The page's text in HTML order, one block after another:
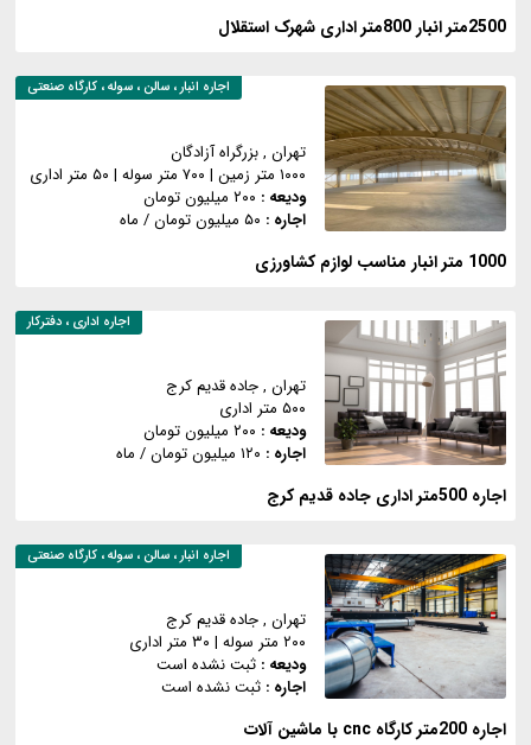
2500متر انبار 800متر اداری شهرک استقلال
اجاره انبار ، سالن ، سوله ، کارگاه صنعتی
تهران , بزرگراه آزادگان
۱۰۰۰ متر زمین
| ۷۰۰ متر سوله | ۵۰ متر اداری
ودیعه :
اجاره : ۵۰ میلیون تومان / ماه
1000 متر انبار مناسب لوازم کشاورزی
اجاره اداری ، دفترکار
تهران , جاده قدیم کرج
۵۰۰ متر اداری
ودیعه :
اجاره : ۱۲۰ میلیون تومان / ماه
اجاره 500متر اداری جاده قدیم کرج
اجاره انبار ، سالن ، سوله ، کارگاه صنعتی
تهران , جاده قدیم کرج
۲۰۰ متر سوله
| ۳۰ متر اداری
ودیعه : ثبت نشده است
اجاره : ثبت نشده است
اجاره 200متر کارگاه cnc با ماشین آلات